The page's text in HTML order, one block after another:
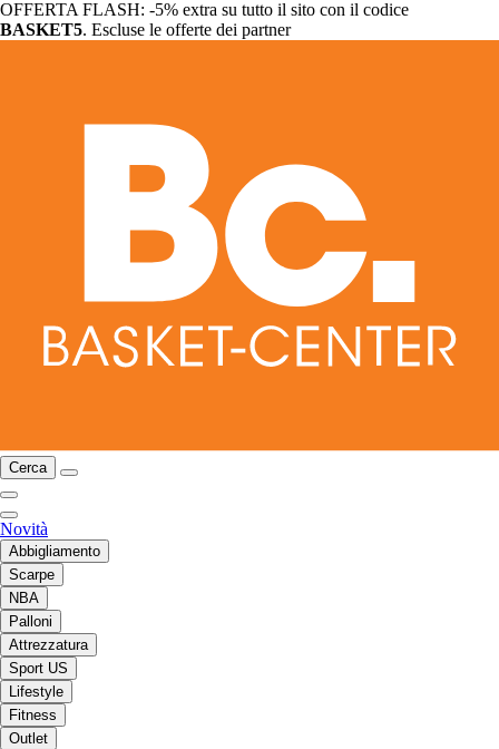
OFFERTA FLASH: -5% extra su tutto il sito con il codice
BASKET5. Escluse le offerte dei partner
Cerca
Novità
Abbigliamento
Scarpe
NBA
Palloni
Attrezzatura
Sport US
Lifestyle
Fitness
Outlet